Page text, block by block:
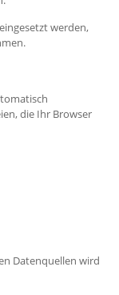
werden,
die Ihr Browser
Datenquellen wird